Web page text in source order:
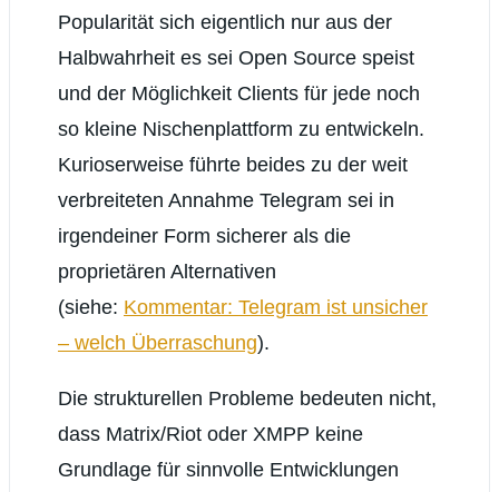
Popularität sich eigentlich nur aus der
Halbwahrheit es sei Open Source speist
und der Möglichkeit Clients für jede noch
so kleine Nischenplattform zu entwickeln.
Kurioserweise führte beides zu der weit
verbreiteten Annahme Telegram sei in
irgendeiner Form sicherer als die
proprietären Alternativen
(siehe: Kommentar: Telegram ist unsicher
– welch Überraschung).
Die strukturellen Probleme bedeuten nicht,
dass Matrix/Riot oder XMPP keine
Grundlage für sinnvolle Entwicklungen